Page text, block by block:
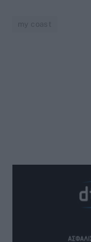
my coast